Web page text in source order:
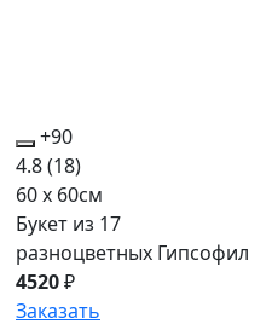
+90
4.8(18)
60 x 60см
Букет из 17
разноцветных Гипсофил
4520₽
Заказать